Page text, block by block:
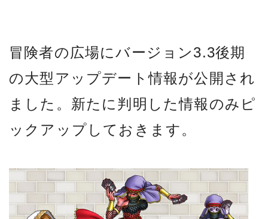
冒険者の広場にバージョン3.3後期
の大型アップデート情報が公開され
ました。新たに判明した情報のみピ
ックアップしておきます。